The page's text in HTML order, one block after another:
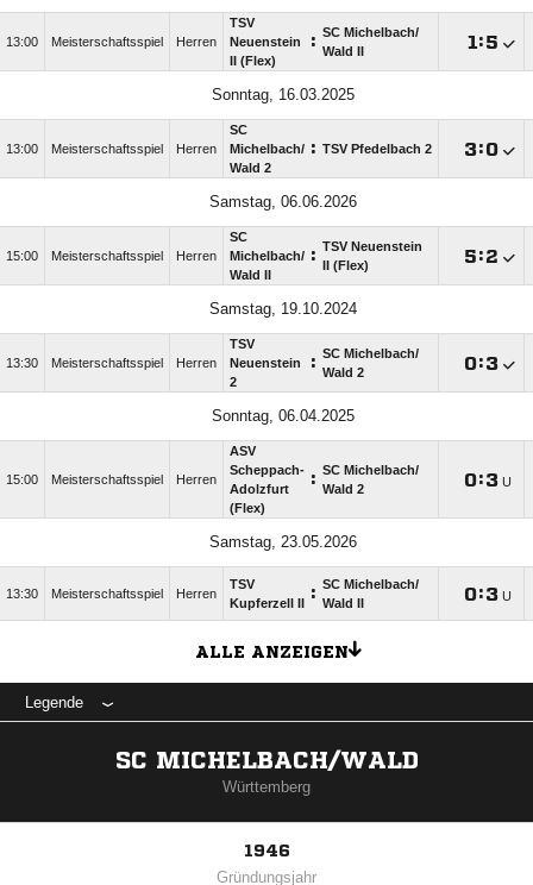
13:00 Meisterschaftsspiel Herren
TSV
Neuenstein
II (Flex)
: SC Michelbach/​
Wald II
:
Sonntag, 16.03.2025
13:00 Meisterschaftsspiel Herren
SC
Michelbach/​
Wald 2
: TSV Pfedelbach 2 :
Samstag, 06.06.2026
15:00 Meisterschaftsspiel Herren
SC
Michelbach/​
Wald II
: TSV Neuenstein
II (Flex)
:
Samstag, 19.10.2024
13:30 Meisterschaftsspiel Herren
TSV
Neuenstein
2
: SC Michelbach/​
Wald 2
:
Sonntag, 06.04.2025
15:00 Meisterschaftsspiel Herren
ASV
Scheppach-
Adolzfurt
(Flex)
: SC Michelbach/​
Wald 2
: U
Samstag, 23.05.2026
13:30 Meisterschaftsspiel Herren
TSV
Kupferzell II
: SC Michelbach/​
Wald II
: U
ALLE ANZEIGEN
Legende
SC MICHELBACH/WALD
Württemberg
1946
Gründungsjahr